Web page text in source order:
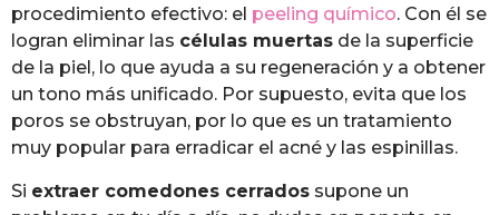
procedimiento efectivo: el peeling químico. Con él se
logran eliminar las células muertas de la superficie
de la piel, lo que ayuda a su regeneración y a obtener
un tono más unificado. Por supuesto, evita que los
poros se obstruyan, por lo que es un tratamiento
muy popular para erradicar el acné y las espinillas.
Si extraer comedones cerrados supone un